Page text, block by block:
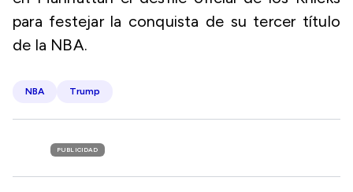
para festejar la conquista de su tercer título
de la NBA.
NBA Trump
PUBLICIDAD